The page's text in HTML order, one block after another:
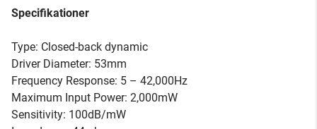
Specifikationer
Type: Closed-back dynamic
Driver Diameter: 53mm
Frequency Response: 5 – 42,000Hz
Maximum Input Power: 2,000mW
Sensitivity: 100dB/mW